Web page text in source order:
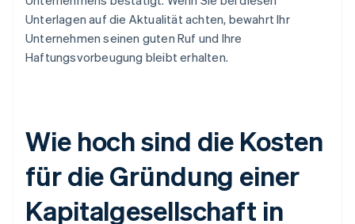
Unterlagen auf die Aktualität achten, bewahrt Ihr
Unternehmen seinen guten Ruf und Ihre
Haftungsvorbeugung bleibt erhalten.
Wie hoch sind die Kosten
für die Gründung einer
Kapitalgesellschaft in